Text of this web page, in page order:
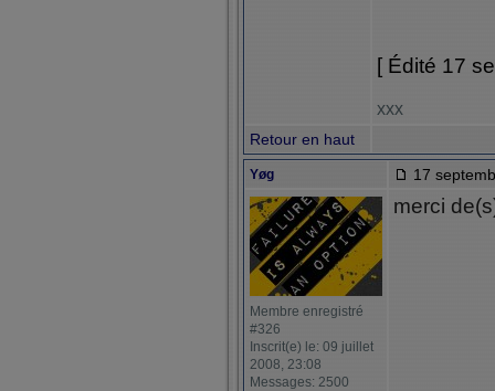
[ Édité 17
xxx
Retour en haut
Yøg 17
Membre enregistré
#326
Inscrit(e) le: 09 juillet
2008, 23:08
Messages: 2500
merci